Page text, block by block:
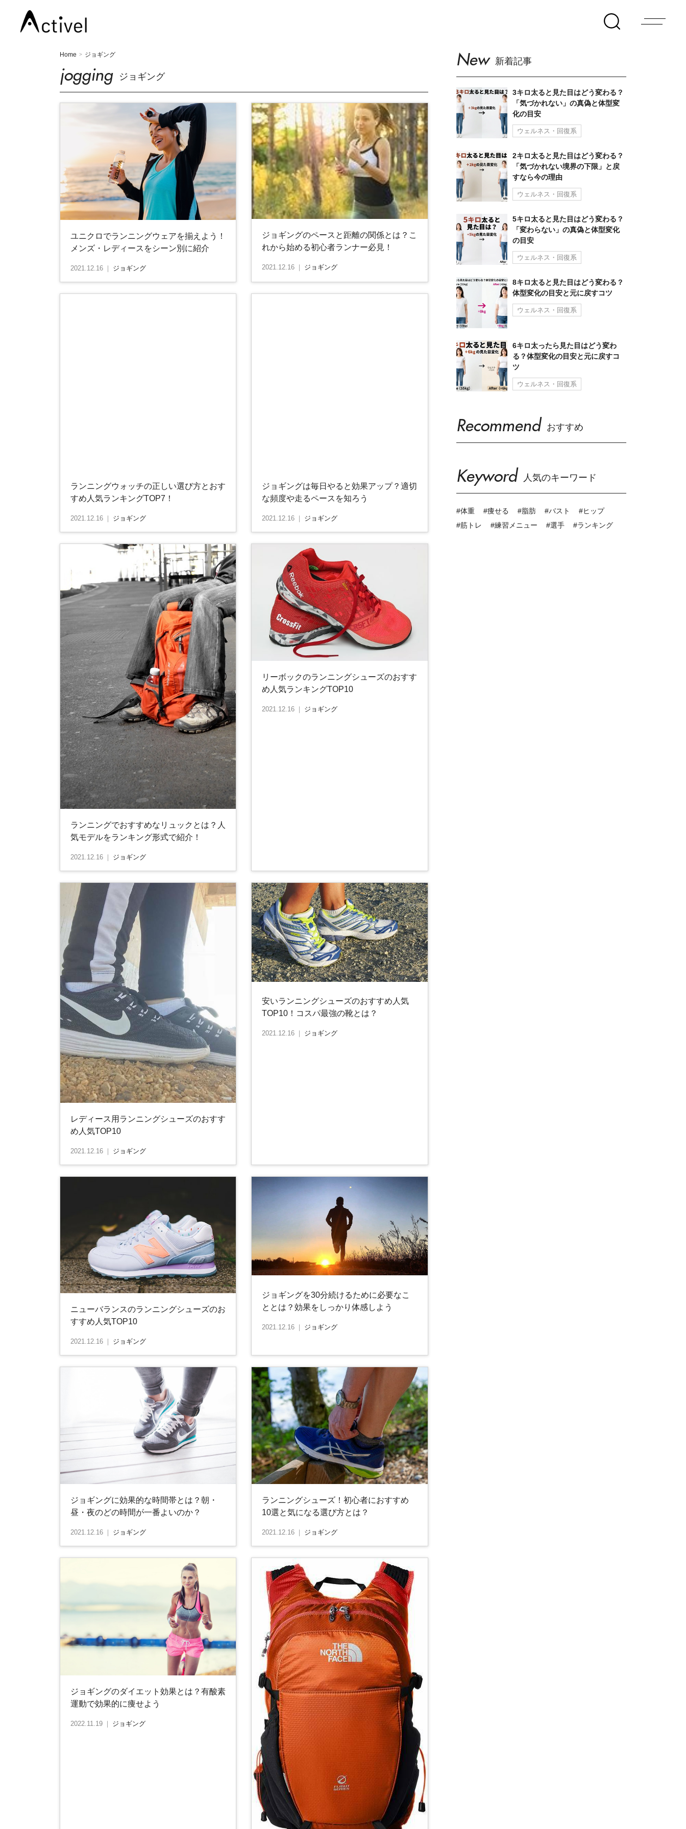
Home > ジョギング
jogging ジョギング
ユニクロでランニングウェアを揃えよう！
メンズ・レディースをシーン別に紹介
2021.12.16 ｜ ジョギング
ジョギングのペースと距離の関係とは？こ
れから始める初心者ランナー必見！
2021.12.16 ｜ ジョギング
ランニングウォッチの正しい選び方とおす
すめ人気ランキングTOP7！
2021.12.16 ｜ ジョギング
ジョギングは毎日やると効果アップ？適切
な頻度や走るペースを知ろう
2021.12.16 ｜ ジョギング
ランニングでおすすめなリュックとは？人
気モデルをランキング形式で紹介！
2021.12.16 ｜ ジョギング
リーボックのランニングシューズのおすす
め人気ランキングTOP10
2021.12.16 ｜ ジョギング
レディース用ランニングシューズのおすす
め人気TOP10
2021.12.16 ｜ ジョギング
安いランニングシューズのおすすめ人気
TOP10！コスパ最強の靴とは？
2021.12.16 ｜ ジョギング
ニューバランスのランニングシューズのお
すすめ人気TOP10
2021.12.16 ｜ ジョギング
ジョギングを30分続けるために必要なこ
ととは？効果をしっかり体感しよう
2021.12.16 ｜ ジョギング
ジョギングに効果的な時間帯とは？朝・
昼・夜のどの時間が一番よいのか？
2021.12.16 ｜ ジョギング
ランニングシューズ！初心者におすすめ
10選と気になる選び方とは？
2021.12.16 ｜ ジョギング
ジョギングのダイエット効果とは？有酸素
運動で効果的に痩せよう
2022.11.19 ｜ ジョギング
New 新着記事
3キロ太ると見た目はどう変わる？
「気づかれない」の真偽と体型変
化の目安
ウェルネス・回復系
2キロ太ると見た目はどう変わる？
「気づかれない境界の下限」と戻
すなら今の理由
ウェルネス・回復系
5キロ太ると見た目はどう変わる？
「変わらない」の真偽と体型変化
の目安
ウェルネス・回復系
8キロ太ると見た目はどう変わる？
体型変化の目安と元に戻すコツ
ウェルネス・回復系
6キロ太ったら見た目はどう変わ
る？体型変化の目安と元に戻すコ
ツ
ウェルネス・回復系
Recommend おすすめ
Keyword 人気のキーワード
#体重 #痩せる #脂肪 #バスト
#ヒップ
#筋トレ
#練習メニュー #選手 #ランキング